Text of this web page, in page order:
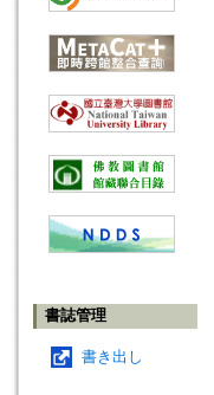
書誌管理
書き出し